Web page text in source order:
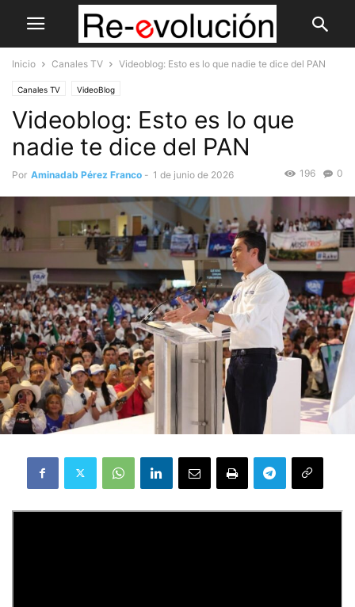
Inicio Canales TV Videoblog: Esto es lo que nadie te dice del PAN
Canales TV VideoBlog
Videoblog: Esto es lo que
nadie te dice del PAN
Por Aminadab Pérez Franco - 1 de junio de 2026 0
196